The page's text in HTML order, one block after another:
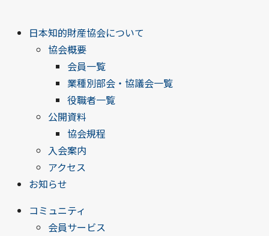
日本知的財産協会について
協会概要
会員一覧
業種別部会・協議会一覧
役職者一覧
公開資料
協会規程
入会案内
アクセス
お知らせ
コミュニティ
会員サービス